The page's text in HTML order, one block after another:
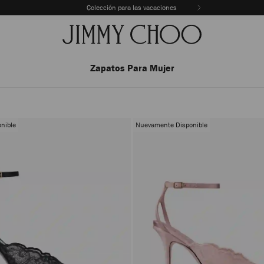
Colección para las vacaciones
Zapatos Para Mujer
Nuevamente Disponible